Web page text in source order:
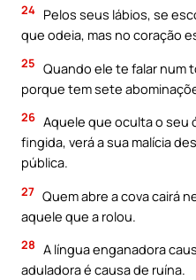
24 Pelos seus lábios, se
que odeia, mas no coração
25 Quando ele te falar num
porque tem sete
26 Aquele que oculta o seu
fingida, verá a sua malícia
pública.
27 Quem abre a cova cairá
aquele que a rolou.
28 A língua enganadora
aduladora é causa de ruína.